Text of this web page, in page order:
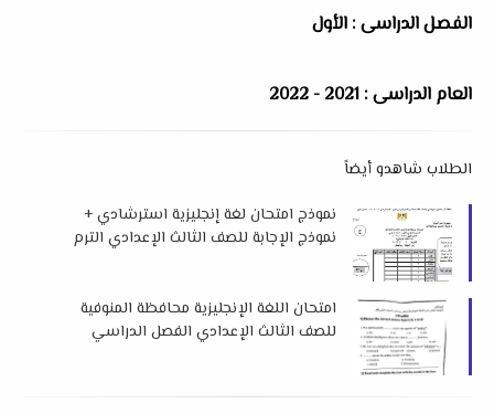
الفصل الدراسى : الأول
العام الدراسى : 2021 - 2022
الطلاب شاهدو أيضاً
نموذج امتحان لغة إنجليزية استرشادي +
نموذج الإجابة للصف الثالث الإعدادي الترم
امتحان اللغة الإنجليزية محافظة المنوفية
للصف الثالث الإعدادي الفصل الدراسي